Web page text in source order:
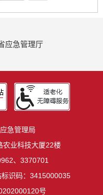
应急管理厅
急管理局
农业科技大厦22楼
、3370701
标识码：3415000035
号